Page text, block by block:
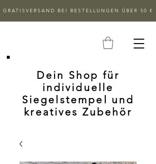
GRATISVERSAND BEI BESTELLUNGEN ÜBER 50 €
Dein Shop für
individuelle
Siegelstempel und
kreatives Zubehör